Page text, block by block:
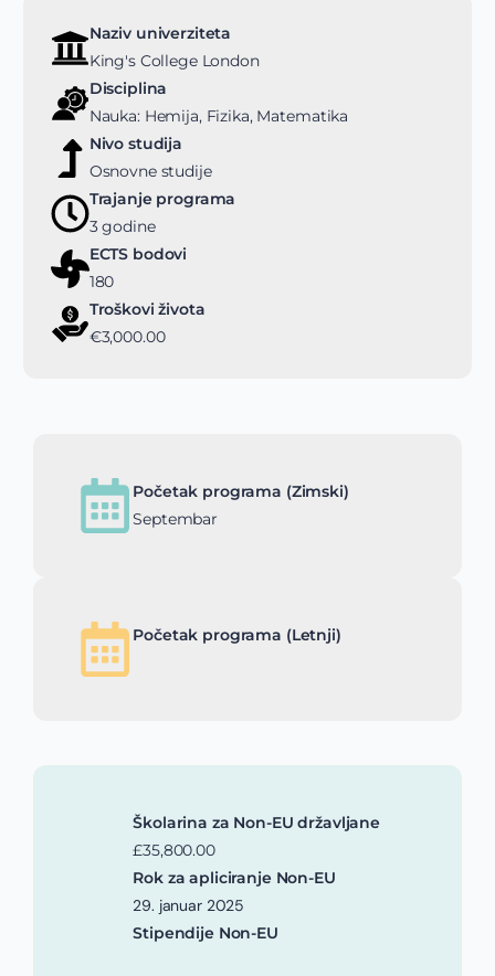
Naziv univerziteta
King's College London
Disciplina
Nauka: Hemija, Fizika, Matematika
Nivo studija
Osnovne studije
Trajanje programa
3 godine
ECTS bodovi
180
Troškovi života
€3,000.00
Početak programa (Zimski)
Septembar
Početak programa (Letnji)
Školarina za Non-EU državljane
£35,800.00
Rok za apliciranje Non-EU
29. januar 2025
Stipendije Non-EU